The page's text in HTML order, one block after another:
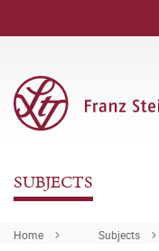
SUBJECTS
Home Subjects